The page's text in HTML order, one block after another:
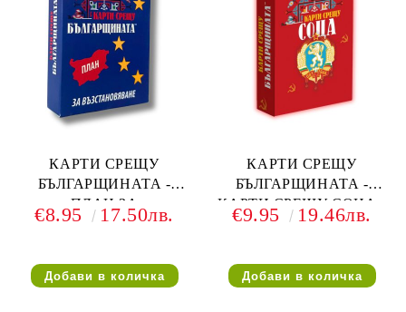
КАРТИ СРЕЩУ
БЪЛГАРЩИНАТА -
ПЛАН ЗА
ВЪЗСТАНОВЯВАНЕ -
€8.95 17.50лв.
КАРТИ СРЕЩУ
БЪЛГАРЩИНАТА -
КАРТИ СРЕЩУ СОЦА -
РАЗШИРЕНИЕ
€9.95 19.46лв.